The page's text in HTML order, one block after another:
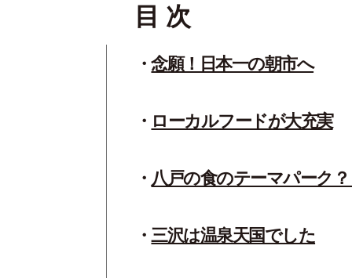
目 次
念願！日本一の朝市へ
ローカルフードが大充実
八戸の食のテーマパーク
三沢は温泉天国でした